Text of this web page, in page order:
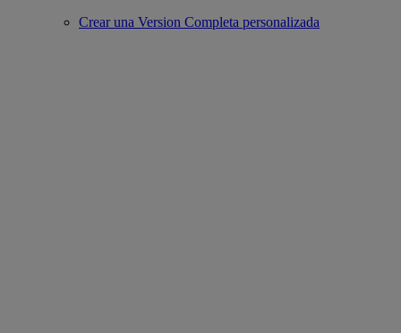
Crear una Version Completa personalizada